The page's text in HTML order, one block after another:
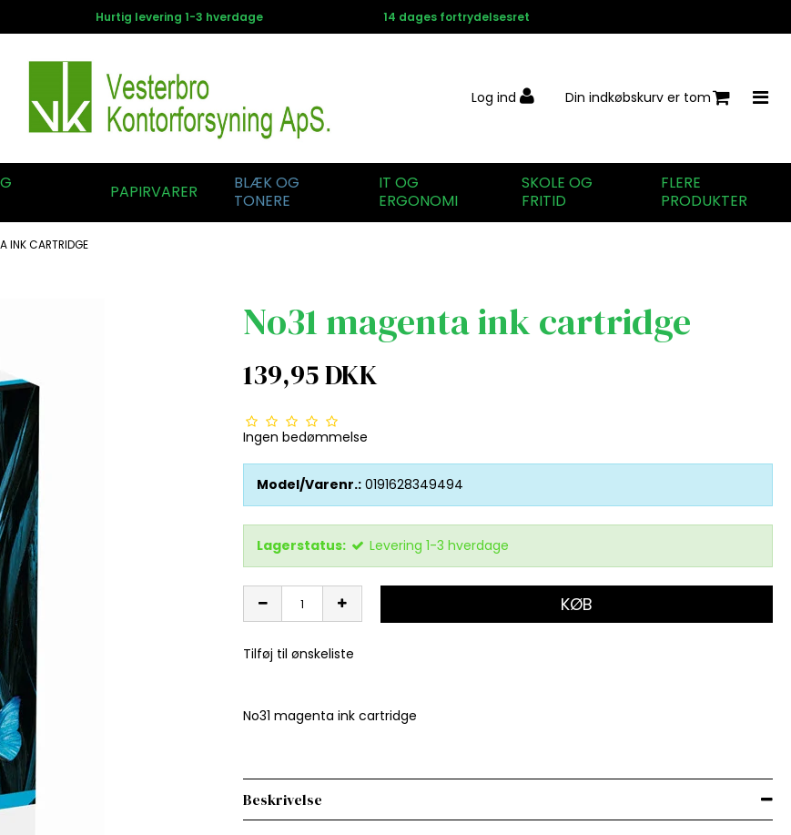
Hurtig levering 1-3 hverdage 14 dages fortrydelsesret
Log ind Din indkøbskurv er tom
PAPIRVARER
BLÆK OG
TONERE
IT OG
ERGONOMI
SKOLE OG
FRITID
FLERE
PRODUKTER
INK CARTRIDGE
No31 magenta ink cartridge
139,95 DKK
Ingen bedømmelse
Model/Varenr.: 0191628349494
Lagerstatus: Levering 1-3 hverdage
KØB
Tilføj til ønskeliste
No31 magenta ink cartridge
Beskrivelse